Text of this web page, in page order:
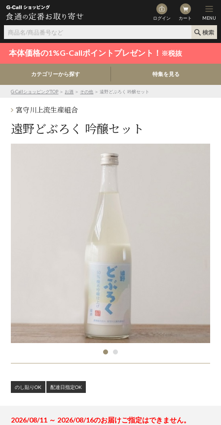
ログイン カート MENU
本体価格の1%G-Callポイントプレゼント！ ※税抜
カテゴリーから探す 特集を見る
G-CallショッピングTOP ＞ お酒 ＞ その他 ＞ 遠野どぶろく 吟醸セット
宮守川上流生産組合
遠野どぶろく 吟醸セット
のし貼りOK 配達日指定OK
2026/08/11 ～ 2026/08/16のお届けご指定はできません。